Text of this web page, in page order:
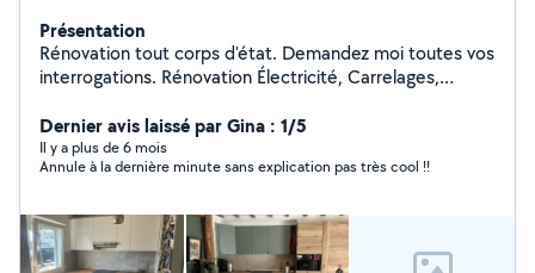
Présentation
Rénovation tout corps d'état. Demandez moi toutes vos
interrogations. Rénovation Électricité, Carrelages,
équipé, disponible, travail de propre et de qualité.
Dernier avis laissé par Gina : 1/5
Il y a plus de 6 mois
Annule à la dernière minute sans explication pas très cool !!